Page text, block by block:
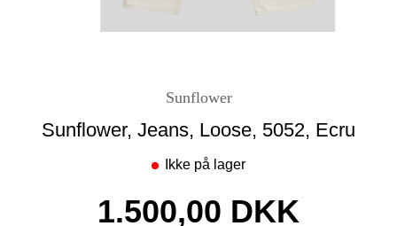
Sunflower
Sunflower, Jeans, Loose, 5052, Ecru
Ikke på lager
1.500,00 DKK